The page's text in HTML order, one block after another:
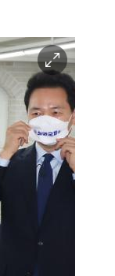
이
미
지
확
대